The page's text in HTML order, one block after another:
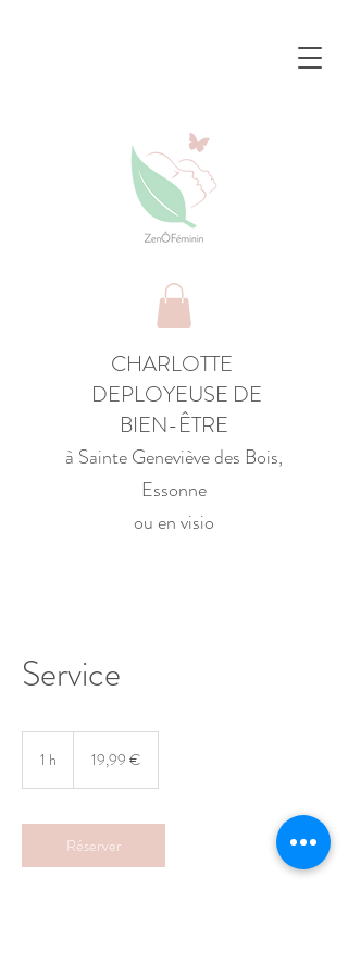
CHARLOTTE
DEPLOYEUSE DE
BIEN-ÊTRE
à Sainte Geneviève des Bois,
Essonne
ou en visio
Service
1 h 19,99 €
Réserver